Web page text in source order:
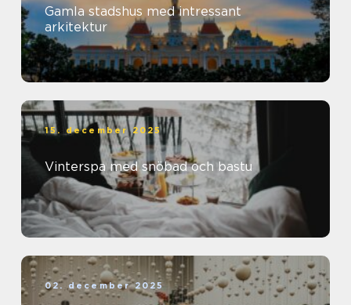
Gamla stadshus med intressant
arkitektur
15. december 2025
Vinterspa med snöbad och bastu
02. december 2025